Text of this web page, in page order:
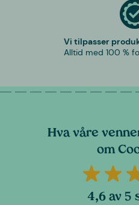
Vi tilpasser
Alltid med 100 %
Hva våre
om
4,6 av 5